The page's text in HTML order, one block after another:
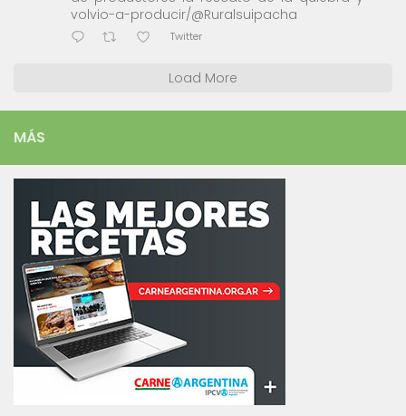
volvio-a-producir/@Ruralsuipacha
Twitter
Load More
MÁS